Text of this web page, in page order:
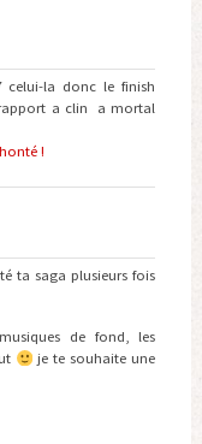
celui-la donc le finish
rapport a clin a mortal
!
ta saga plusieurs fois
de fond, les
je te souhaite une